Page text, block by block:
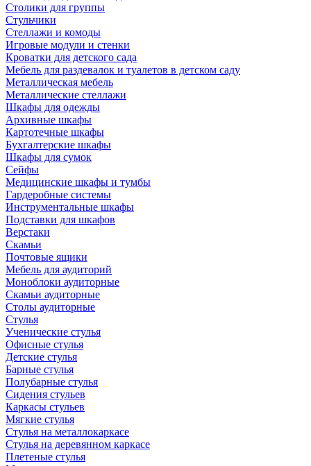
Столики для группы
Стульчики
Стеллажи и комоды
Игровые модули и стенки
Кроватки для детского сада
Мебель для раздевалок и туалетов в детском саду
Металлическая мебель
Металлические стеллажи
Шкафы для одежды
Архивные шкафы
Картотечные шкафы
Бухгалтерские шкафы
Шкафы для сумок
Сейфы
Медицинские шкафы и тумбы
Гардеробные системы
Инструментальные шкафы
Подставки для шкафов
Верстаки
Скамьи
Почтовые ящики
Мебель для аудиторий
Моноблоки аудиторные
Скамьи аудиторные
Столы аудиторные
Стулья
Ученические стулья
Офисные стулья
Детские стулья
Барные стулья
Полубарные стулья
Сидения стульев
Каркасы стульев
Мягкие стулья
Стулья на металлокаркасе
Стулья на деревянном каркасе
Плетеные стулья